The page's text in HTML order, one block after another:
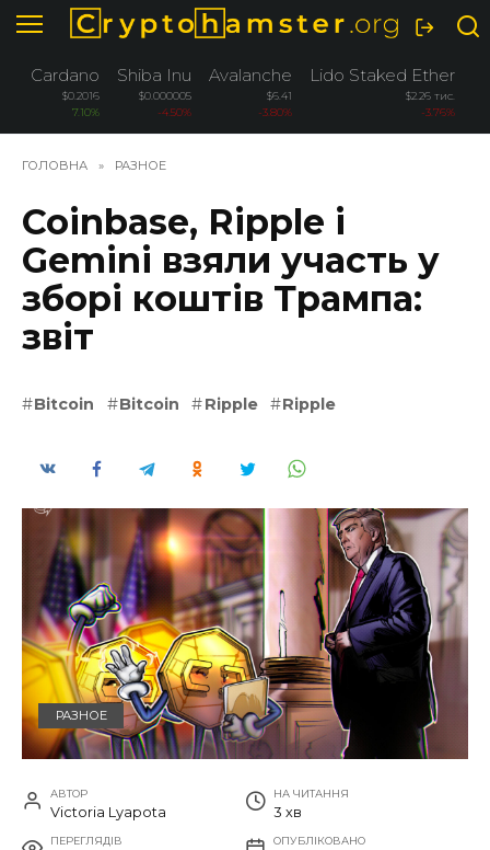
Перейти
до
вмісту
Cardano
$0.2016
7.10%
Shiba Inu
$0.000005
-4.50%
Avalanche
$6.41
-3.80%
Lido Staked Ether
$2.26 тис.
-3.76%
ГОЛОВНА » РАЗНОЕ
Coinbase, Ripple і
Gemini взяли участь у
зборі коштів Трампа:
звіт
Bitcoin Bitcoin Ripple Ripple
РАЗНОЕ
АВТОР
Victoria Lyapota
НА ЧИТАННЯ
3 хв
ПЕРЕГЛЯДІВ ОПУБЛІКОВАНО